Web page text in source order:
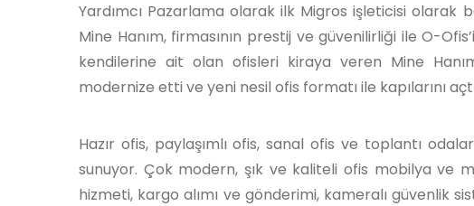
Yardımcı Pazarlama olarak ilk Migros işleticisi olarak
Mine Hanım, firmasının prestij ve güvenilirliği ile O-
kendilerine ait olan ofisleri kiraya veren Mine
modernize etti ve yeni nesil ofis formatı ile kapılarını
Hazır ofis, paylaşımlı ofis, sanal ofis ve toplantı
sunuyor. Çok modern, şık ve kaliteli ofis mobilya ve
hizmeti, kargo alımı ve gönderimi, kameralı güvenlik